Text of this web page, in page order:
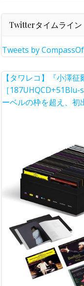
Twitterタイムライン
Tweets by
【タワレコ】『小澤
［
ーベルの枠を超え、初